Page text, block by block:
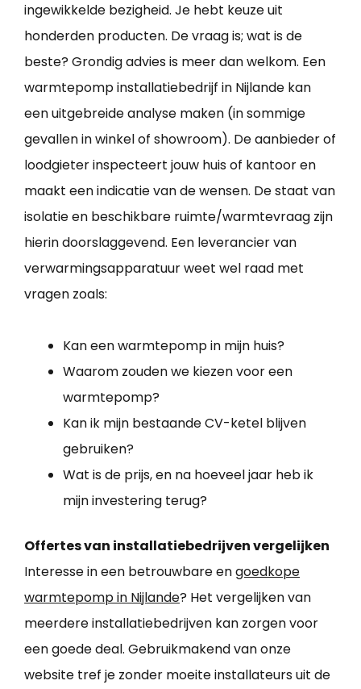
ingewikkelde bezigheid. Je hebt keuze uit
honderden producten. De vraag is; wat is de
beste? Grondig advies is meer dan welkom. Een
warmtepomp installatiebedrijf in Nijlande kan
een uitgebreide analyse maken (in sommige
gevallen in winkel of showroom). De aanbieder of
loodgieter inspecteert jouw huis of kantoor en
maakt een indicatie van de wensen. De staat van
isolatie en beschikbare ruimte/warmtevraag zijn
hierin doorslaggevend. Een leverancier van
verwarmingsapparatuur weet wel raad met
vragen zoals:
Kan een warmtepomp in mijn huis?
Waarom zouden we kiezen voor een
warmtepomp?
Kan ik mijn bestaande CV-ketel blijven
gebruiken?
Wat is de prijs, en na hoeveel jaar heb ik
mijn investering terug?
Offertes van installatiebedrijven vergelijken
Interesse in een betrouwbare engoedkope
warmtepomp in Nijlande? Het vergelijken van
meerdere installatiebedrijven kan zorgen voor
een goede deal. Gebruikmakend van onze
website tref je zonder moeite installateurs uit de